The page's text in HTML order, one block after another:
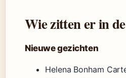
Wie zitten er in
Nieuwe gezichten
Helena Bonham